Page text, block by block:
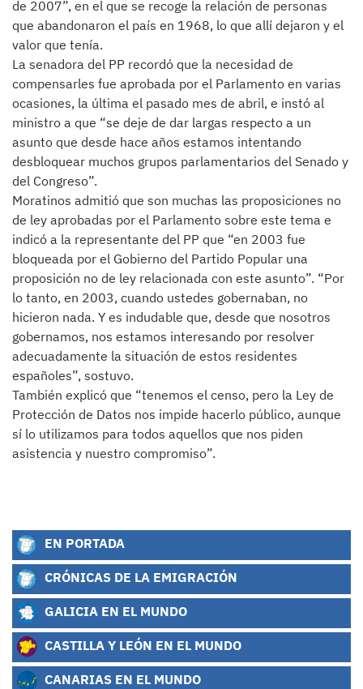
de 2007”, en el que se recoge la relación de personas
que abandonaron el país en 1968, lo que allí dejaron y el
valor que tenía.
La senadora del PP recordó que la necesidad de
compensarles fue aprobada por el Parlamento en varias
ocasiones, la última el pasado mes de abril, e instó al
ministro a que “se deje de dar largas respecto a un
asunto que desde hace años estamos intentando
desbloquear muchos grupos parlamentarios del Senado y
del Congreso”.
Moratinos admitió que son muchas las proposiciones no
de ley aprobadas por el Parlamento sobre este tema e
indicó a la representante del PP que “en 2003 fue
bloqueada por el Gobierno del Partido Popular una
proposición no de ley relacionada con este asunto”. “Por
lo tanto, en 2003, cuando ustedes gobernaban, no
hicieron nada. Y es indudable que, desde que nosotros
gobernamos, nos estamos interesando por resolver
adecuadamente la situación de estos residentes
españoles”, sostuvo.
También explicó que “tenemos el censo, pero la Ley de
Protección de Datos nos impide hacerlo público, aunque
sí lo utilizamos para todos aquellos que nos piden
asistencia y nuestro compromiso”.
EN PORTADA
CRÓNICAS DE LA EMIGRACIÓN
GALICIA EN EL MUNDO
CASTILLA Y LEÓN EN EL MUNDO
CANARIAS EN EL MUNDO